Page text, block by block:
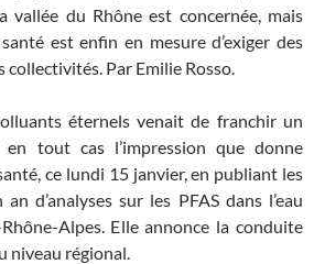
vallée du Rhône est concernée, mais
est enfin en mesure d’exiger des
collectivités. Par Emilie Rosso.
éternels venait de franchir un
en tout cas l’impression que donne
ce lundi 15 janvier, en publiant les
d’analyses sur les PFAS dans l’eau
Alpes. Elle annonce la conduite
niveau régional.